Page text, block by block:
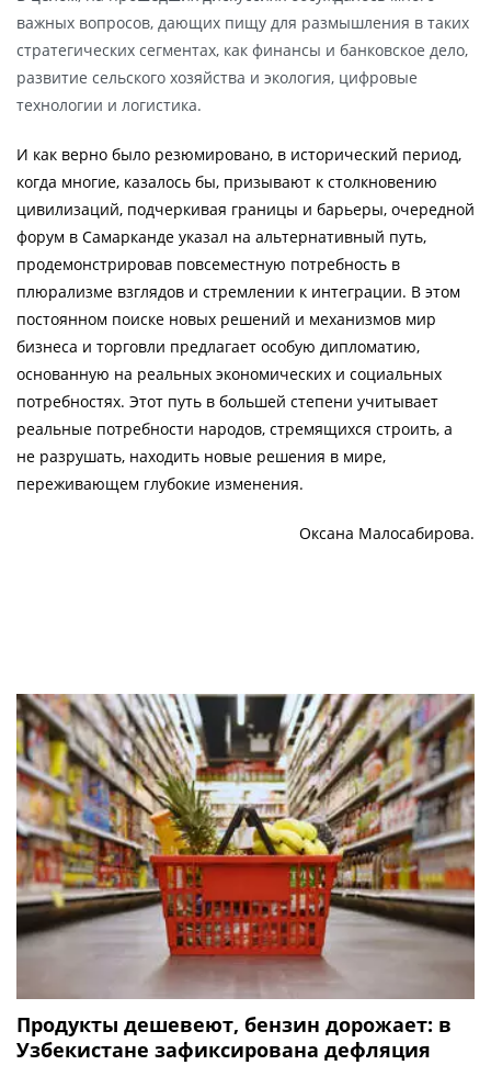
важных вопросов, дающих пищу для размышления в таких
стратегических сегментах, как финансы и банковское дело,
развитие сельского хозяйства и экология, цифровые
технологии и логистика.
И как верно было резюмировано, в исторический период,
когда многие, казалось бы, призывают к столкновению
цивилизаций, подчеркивая границы и барьеры, очередной
форум в Самарканде указал на альтернативный путь,
продемонстрировав повсеместную потребность в
плюрализме взглядов и стремлении к интеграции. В этом
постоянном поиске новых решений и механизмов мир
бизнеса и торговли предлагает особую дипломатию,
основанную на реальных экономических и социальных
потребностях. Этот путь в большей степени учитывает
реальные потребности народов, стремящихся строить, а
не разрушать, находить новые решения в мире,
переживающем глубокие изменения.
Оксана Малосабирова.
Продукты дешевеют, бензин дорожает: в
Узбекистане зафиксирована дефляция